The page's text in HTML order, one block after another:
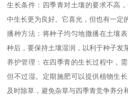
生长条件：四季青对土壤的要求不高
中生长更为良好。它喜光，但也有一定
播种方法：将种子均匀地撒播在土壤
种后，要保持土壤湿润，以利于种子发
养护管理：在四季青的生长过程中，
但不过湿。定期施肥可以提供植物生
及时除草，避免杂草与四季青竞争养分